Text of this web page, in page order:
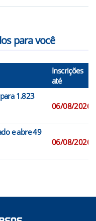
para você
Inscrições
até
1.823
06/08/2026
e abre 49
06/08/2026